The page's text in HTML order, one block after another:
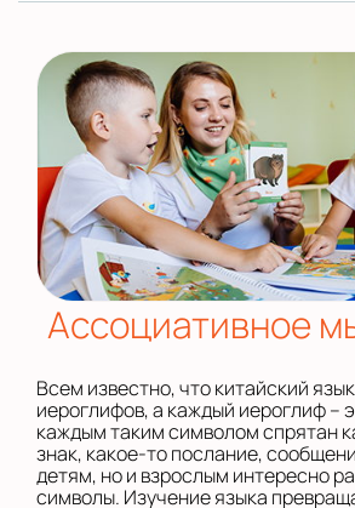
Ассоциативное
Всем известно, что китайский
иероглифов, а каждый иероглиф –
каждым таким символом спрятан
знак, какое-то послание,
детям, но и взрослым интересно
символы. Изучение языка